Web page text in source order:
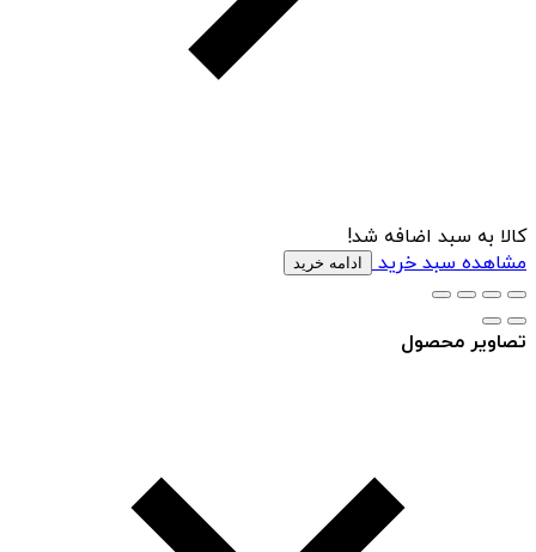
کالا به سبد اضافه شد!
مشاهده سبد خرید
ادامه خرید
تصاویر محصول